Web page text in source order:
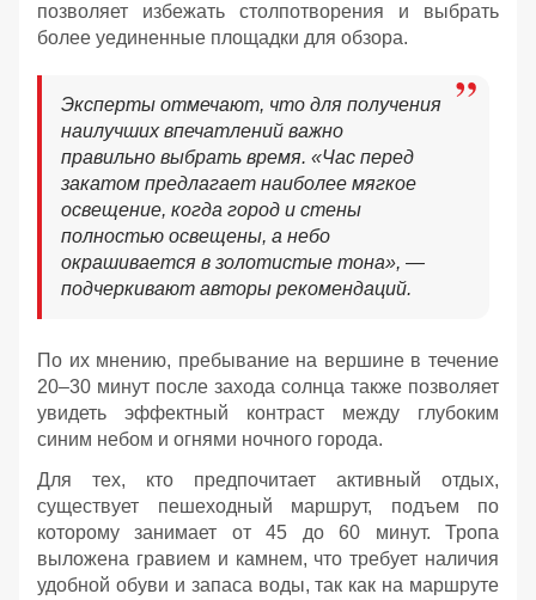
позволяет избежать столпотворения и выбрать
более уединенные площадки для обзора.
Эксперты отмечают, что для получения
наилучших впечатлений важно
правильно выбрать время. «Час перед
закатом предлагает наиболее мягкое
освещение, когда город и стены
полностью освещены, а небо
окрашивается в золотистые тона», —
подчеркивают авторы рекомендаций.
По их мнению, пребывание на вершине в течение
20–30 минут после захода солнца также позволяет
увидеть эффектный контраст между глубоким
синим небом и огнями ночного города.
Для тех, кто предпочитает активный отдых,
существует пешеходный маршрут, подъем по
которому занимает от 45 до 60 минут. Тропа
выложена гравием и камнем, что требует наличия
удобной обуви и запаса воды, так как на маршруте